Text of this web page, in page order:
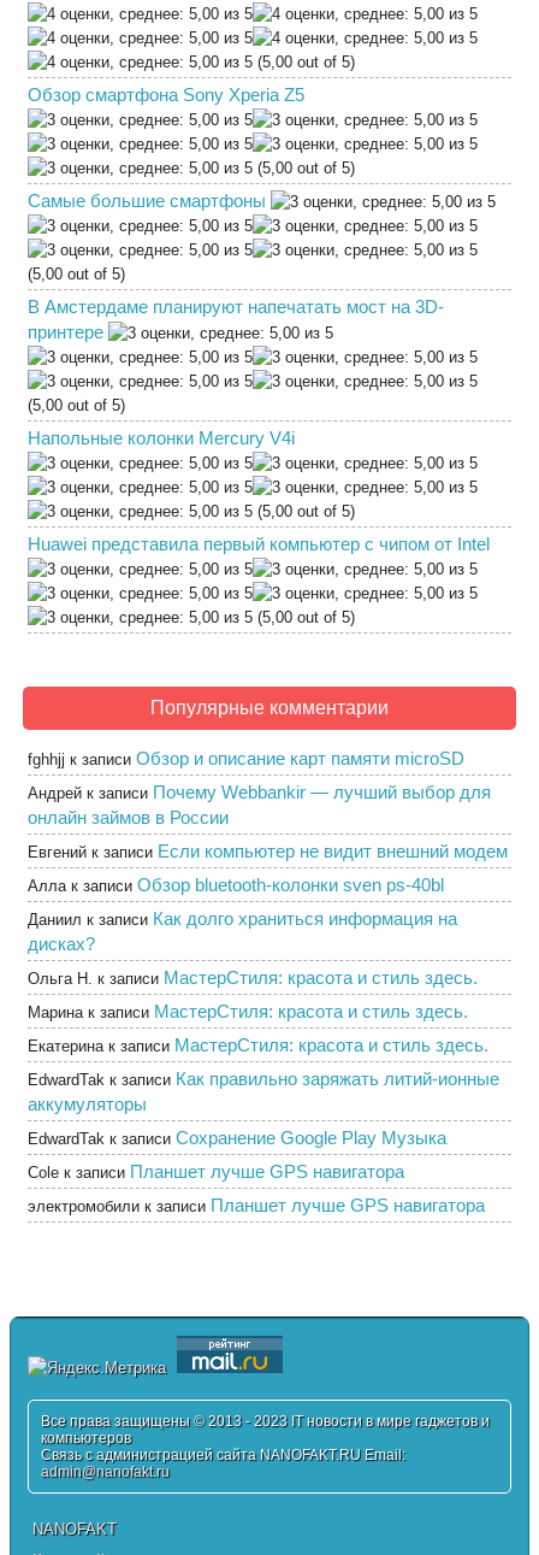
(5,00 out of 5)
Обзор смартфона Sony Xperia Z5
(5,00 out of 5)
Самые большие смартфоны
(5,00 out of 5)
В Амстердаме планируют напечатать мост на 3D-
принтере
(5,00 out of 5)
Напольные колонки Mercury V4i
(5,00 out of 5)
Huawei представила первый компьютер с чипом от Intel
(5,00 out of 5)
Популярные комментарии
fghhjj к записи Обзор и описание карт памяти microSD
Андрей к записи Почему Webbankir — лучший выбор для
онлайн займов в России
Евгений к записи Если компьютер не видит внешний модем
Аллак записи Обзор bluetooth-колонки sven ps-40bl
Даниил к записи Как долго храниться информация на
дисках?
Ольга Н. к записи МастерСтиля: красота и стиль здесь.
Маринак записи МастерСтиля: красота и стиль здесь.
Екатеринак записи МастерСтиля: красота и стиль здесь.
EdwardTak к записи Как правильно заряжать литий-ионные
аккумуляторы
EdwardTak к записи Сохранение Google Play Музыка
Cole к записи Планшет лучше GPS навигатора
электромобили к записи Планшет лучше GPS навигатора
Все права защищены © 2013 - 2023 IT новости в мире гаджетов и
компьютеров
Связь с администрацией сайта NANOFAKT.RU Email:
admin@nanofakt.ru
NANOFAKT